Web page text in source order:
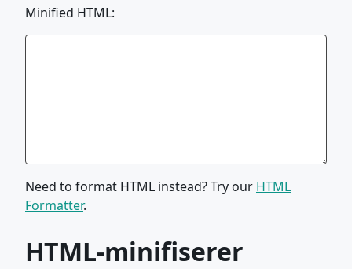
Minified HTML:
Need to format HTML instead? Try our HTML
Formatter.
HTML-minifiserer